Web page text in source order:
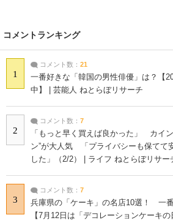
コメントランキング
1
コメント数： 21
一番好きな「韓国の男性俳優」は？【
中】 | 芸能人 ねとらぼリサーチ
2
コメント数： 7
「もっと早く買えば良かった」 カイ
ン”が大人気 「プライバシーも保てて
した」（2/2） | ライフ ねとらぼリサー
3
コメント数： 7
兵庫県の「ケーキ」の名店10選！ 一
【7月12日は「デコレーションケーキ